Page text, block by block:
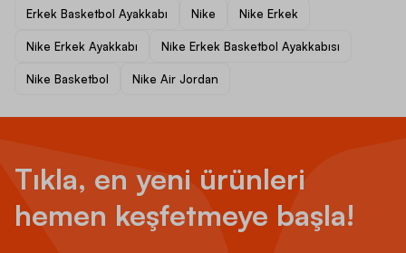
Erkek Basketbol Ayakkabı Nike Nike Erkek
Nike Erkek Ayakkabı Nike Erkek Basketbol Ayakkabısı
Nike Basketbol Nike Air Jordan
Tıkla, en yeni ürünleri
hemen keşfetmeye başla!